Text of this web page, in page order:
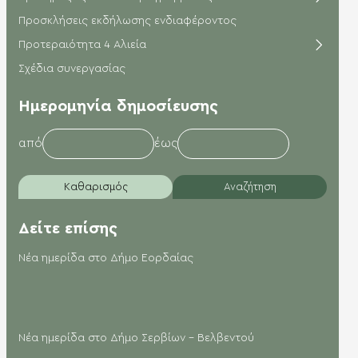
Προσκλήσεις εκδήλωσης ενδιαφέροντος
Προτεραιότητα 4 Αλιεία
Σχέδια συνεργασίας
Hμερομηνία δημοσίευσης
από έως
Καθαρισμός Αναζήτηση
Δείτε επίσης
Νέα ημερίδα στο Δήμο Εορδαίας
Νέα ημερίδα στο Δήμο Σερβίων – Βελβεντού